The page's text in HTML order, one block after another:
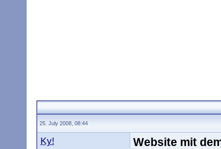
25. July 2008, 08:44
Ky! Website mit